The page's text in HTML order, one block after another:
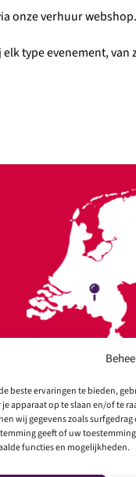
beste ervaringen te bieden,
je apparaat op te slaan en/of te
wij gegevens zoals
geeft of uw
functies en mogelijkheden.
onze verhuur webshop.
type evenement,